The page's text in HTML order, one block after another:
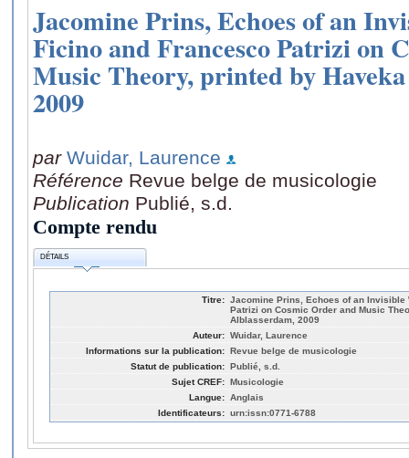
Jacomine Prins, Echoes of an
Ficino and Francesco Patrizi on
Music Theory, printed by
2009
par Wuidar, Laurence
Référence Revue belge de musicologie
Publication Publié, s.d.
Compte rendu
DÉTAILS
Titre: Jacomine Prins, Echoes of an
Patrizi on Cosmic Order and Music
Alblasserdam, 2009
Auteur: Wuidar, Laurence
Informations sur la publication: Revue belge de musicologie
Statut de publication: Publié, s.d.
Sujet CREF: Musicologie
Langue: Anglais
Identificateurs: urn:issn:0771-6788